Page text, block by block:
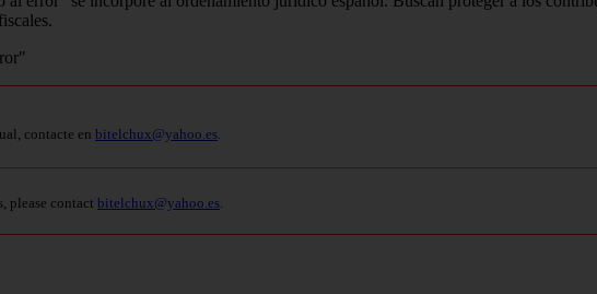
contacte en bitelchux@yahoo.es
please contact bitelchux@yahoo.es